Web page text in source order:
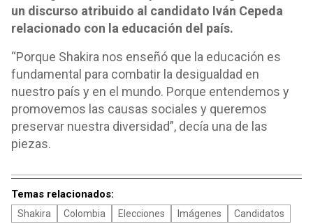
un discurso atribuido al candidato Iván Cepeda
relacionado con la educación del país.
“Porque Shakira nos enseñó que la educación es
fundamental para combatir la desigualdad en
nuestro país y en el mundo. Porque entendemos y
promovemos las causas sociales y queremos
preservar nuestra diversidad”, decía una de las
piezas.
Temas relacionados:
Shakira Colombia Elecciones Imágenes Candidatos